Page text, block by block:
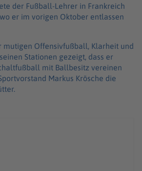
der Fußball-Lehrer in Frankreich
er im vorigen Oktober entlassen
mutigen Offensivfußball, Klarheit und
Stationen gezeigt, dass er
mit Ballbesitz vereinen
Markus Krösche die